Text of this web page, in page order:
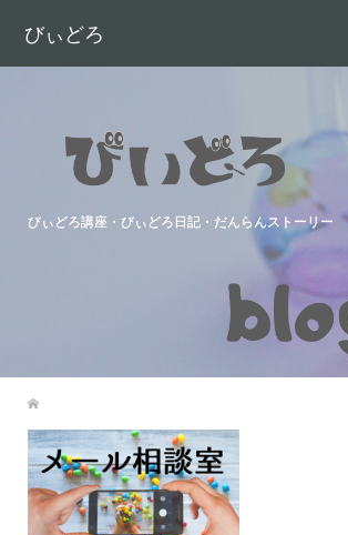
びぃどろ
びぃどろ講座・びぃどろ日記・だんらんストーリー